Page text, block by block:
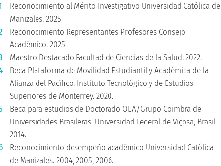
Reconocimiento al Mérito Investigativo Universidad Católica de
Manizales, 2025
Reconocimiento Representantes Profesores Consejo
Académico. 2025
Maestro Destacado Facultad de Ciencias de la Salud. 2022.
Beca Plataforma de Movilidad Estudiantil y Académica de la
Alianza del Pacífico, Instituto Tecnológico y de Estudios
Superiores de Monterrey. 2020.
Beca para estudios de Doctorado OEA/Grupo Coimbra de
Universidades Brasileras. Universidad Federal de Viçosa, Brasil.
2014.
Reconocimiento desempeño académico Universidad Católica
de Manizales. 2004, 2005, 2006.